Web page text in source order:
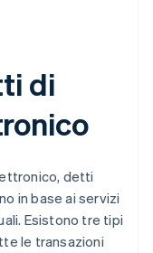
di
detti
in base ai servizi
Esistono tre tipi
le transazioni